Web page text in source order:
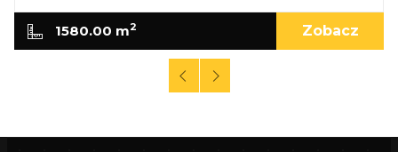
1580.00 m2 Zobacz